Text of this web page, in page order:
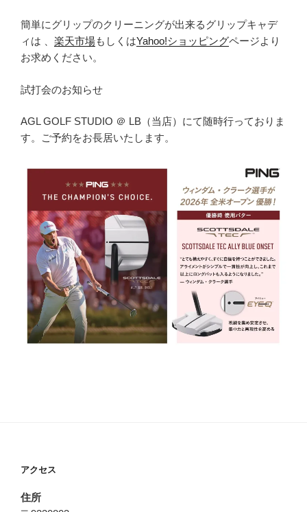
簡単にグリップのクリーニングが出来るグリップキャデ
ィは 、 楽天市場もしくはYahoo!ショッピングページより
お求めください。
試打会のお知らせ
AGL GOLF STUDIO ＠ LB（当店）にて随時行っておりま
す。ご予約をお長居いたします。
アクセス
住所